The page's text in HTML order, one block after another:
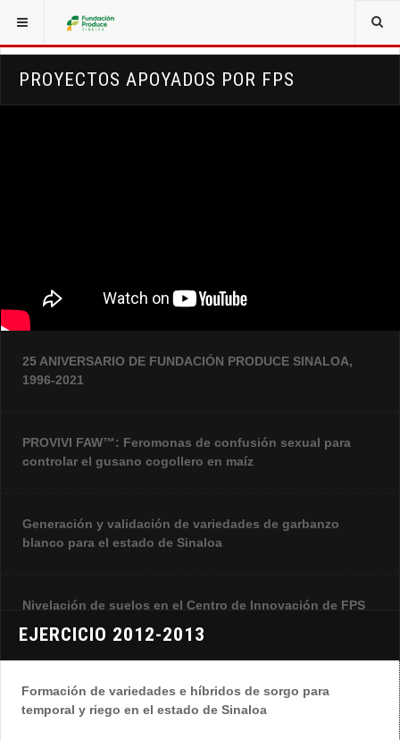
ESTÁ AQUÍ:
PROYECTOS APOYADOS POR FPS
25 ANIVERSARIO DE FUNDACIÓN PRODUCE SINALOA,
1996-2021
PROVIVI FAW™: Feromonas de confusión sexual para
controlar el gusano cogollero en maíz
Generación y validación de variedades de garbanzo
blanco para el estado de Sinaloa
Nivelación de suelos en el Centro de Innovación de FPS
EJERCICIO 2012-2013
Formación de variedades e híbridos de sorgo para
temporal y riego en el estado de Sinaloa